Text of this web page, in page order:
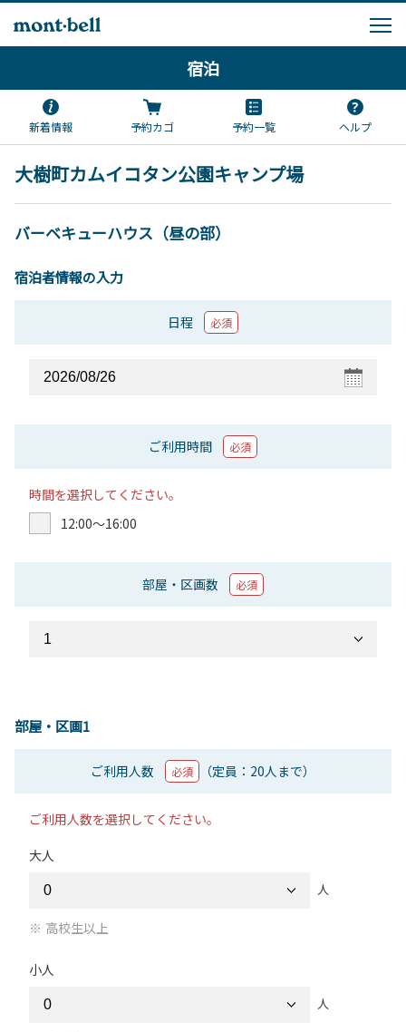
宿泊
新着情報 予約カゴ 予約一覧 ヘルプ
大樹町カムイコタン公園キャンプ場
バーベキューハウス（昼の部）
宿泊者情報の入力
日程 必須
ご利用時間 必須
時間を選択してください。
12:00〜16:00
部屋・区画数 必須
部屋・区画1
ご利用人数 必須 （定員：20人まで）
ご利用人数を選択してください。
大人
人
高校生以上
小人
人